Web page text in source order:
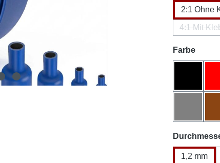
2:1 Ohne
4:1 Mit
Farbe
1,2 mm